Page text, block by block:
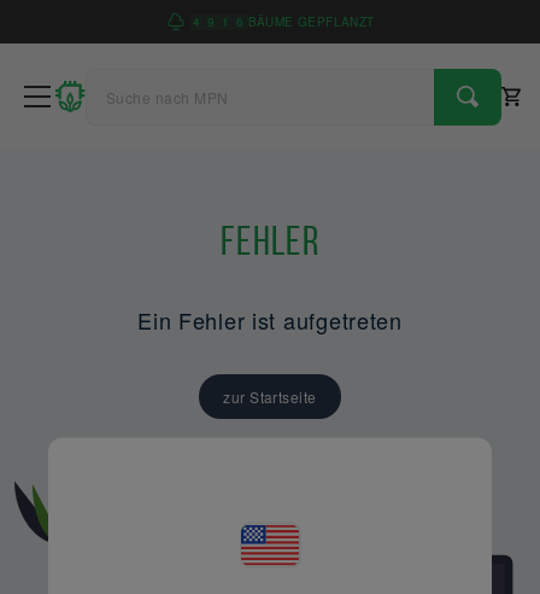
4 9 1 6 BÄUME GEPFLANZT
Fehler
Ein Fehler ist aufgetreten
zur Startseite